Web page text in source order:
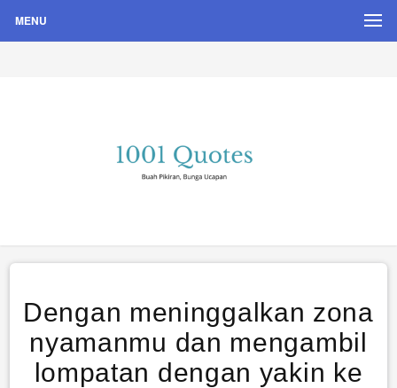
MENU
Quote Hari Puisi
Dengan meninggalkan zona
nyamanmu dan mengambil
lompatan dengan yakin ke